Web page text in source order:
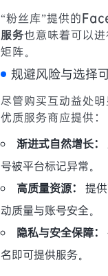
“粉丝库”提供的
服务也意味着可以
矩阵。
规避风险与选择
尽管购买互动益处
优质服务商应提供：
渐进式自然增长：
号被平台标记异常。
高质量资源：
提
动质量与账号安全。
隐私与安全保障：
名即可提供服务。